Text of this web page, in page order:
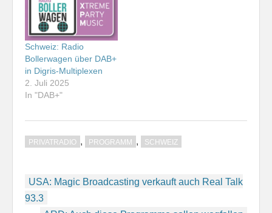
Schweiz: Radio
Bollerwagen über DAB+
in Digris-Multiplexen
2. Juli 2025
In "DAB+"
PRIVATRADIO , PROGRAMM , SCHWEIZ
Beitragsnavigation
USA: Magic Broadcasting verkauft auch Real Talk
93.3